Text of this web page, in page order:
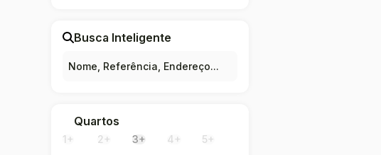
Busca Inteligente
Quartos
1+ 2+ 3+ 4+ 5+